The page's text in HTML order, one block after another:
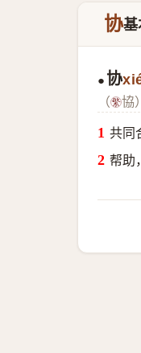
协
● 协
（
協）
共同
帮助